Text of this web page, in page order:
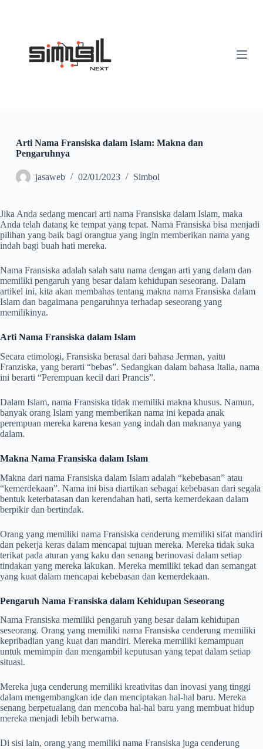
Arti Nama Fransiska dalam Islam: Makna dan
Pengaruhnya
jasaweb 02/01/2023 Simbol
Jika Anda sedang mencari arti nama Fransiska dalam Islam, maka
Anda telah datang ke tempat yang tepat. Nama Fransiska bisa menjadi
pilihan yang baik bagi orangtua yang ingin memberikan nama yang
indah bagi buah hati mereka.
Nama Fransiska adalah salah satu nama dengan arti yang dalam dan
memiliki pengaruh yang besar dalam kehidupan seseorang. Dalam
artikel ini, kita akan membahas tentang makna nama Fransiska dalam
Islam dan bagaimana pengaruhnya terhadap seseorang yang
memilikinya.
Arti Nama Fransiska dalam Islam
Secara etimologi, Fransiska berasal dari bahasa Jerman, yaitu
Franziska, yang berarti “bebas”. Sedangkan dalam bahasa Italia, nama
ini berarti “Perempuan kecil dari Prancis”.
Dalam Islam, nama Fransiska tidak memiliki makna khusus. Namun,
banyak orang Islam yang memberikan nama ini kepada anak
perempuan mereka karena kesan yang indah dan maknanya yang
dalam.
Makna Nama Fransiska dalam Islam
Makna dari nama Fransiska dalam Islam adalah “kebebasan” atau
“kemerdekaan”. Nama ini bisa diartikan sebagai kebebasan dari segala
bentuk keterbatasan dan kerendahan hati, serta kemerdekaan dalam
berpikir dan bertindak.
Orang yang memiliki nama Fransiska cenderung memiliki sifat mandiri
dan pekerja keras dalam mencapai tujuan mereka. Mereka tidak suka
terikat pada aturan yang kaku dan senang berinovasi dalam setiap
tindakan yang mereka lakukan. Mereka memiliki tekad dan semangat
yang kuat dalam mencapai kebebasan dan kemerdekaan.
Pengaruh Nama Fransiska dalam Kehidupan Seseorang
Nama Fransiska memiliki pengaruh yang besar dalam kehidupan
seseorang. Orang yang memiliki nama Fransiska cenderung memiliki
kepribadian yang kuat dan mandiri. Mereka memiliki kemampuan
untuk memimpin dan mengambil keputusan yang tepat dalam setiap
situasi.
Mereka juga cenderung memiliki kreativitas dan inovasi yang tinggi
dalam mengembangkan ide dan menciptakan hal-hal baru. Mereka
senang berpetualang dan mencoba hal-hal baru yang membuat hidup
mereka menjadi lebih berwarna.
Di sisi lain, orang yang memiliki nama Fransiska juga cenderung